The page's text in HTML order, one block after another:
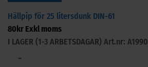
Hällpip för 25 litersdunk DIN-61
80kr Exkl moms
I LAGER (1-3 ARBETSDAGAR) Art.nr: A1990
−